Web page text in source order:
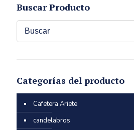
Buscar Producto
Categorías del producto
Cafetera Ariete
candelabros